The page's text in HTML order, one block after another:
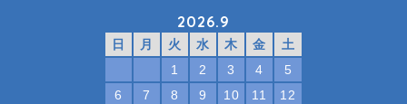
2026.9
日 月 火 水 木 金
土
1
2 3 4
5
6
7 8 9 10 11
12